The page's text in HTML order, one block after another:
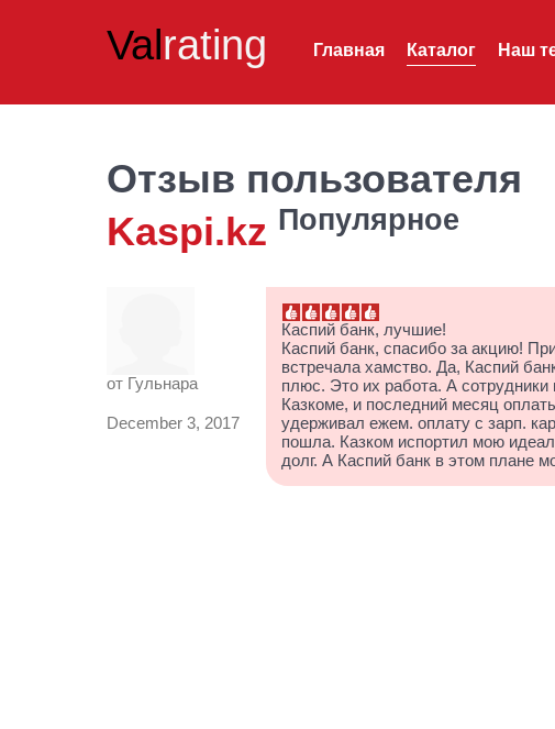
Valrating Главная Каталог Наш
Отзыв пользователя
Kaspi.kz Популярное
от Гульнара
December 3, 2017
Каспий банк, лучшие!
Каспий банк, спасибо за акцию!
встречала хамство. Да, Каспий
плюс. Это их работа. А
Казкоме, и последний месяц
удерживал ежем. оплату с зарп.
пошла. Казком испортил мою
долг. А Каспий банк в этом плане